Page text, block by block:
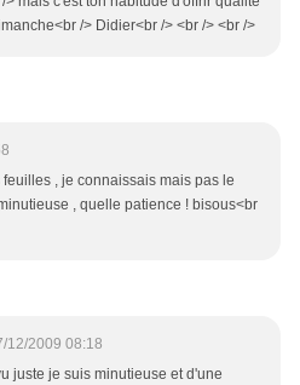
/> Didier<br /> <br /> <br />
, je connaissais mais pas le
, quelle patience ! bisous<br
12/2009 08:18
juste je suis minutieuse et d'une